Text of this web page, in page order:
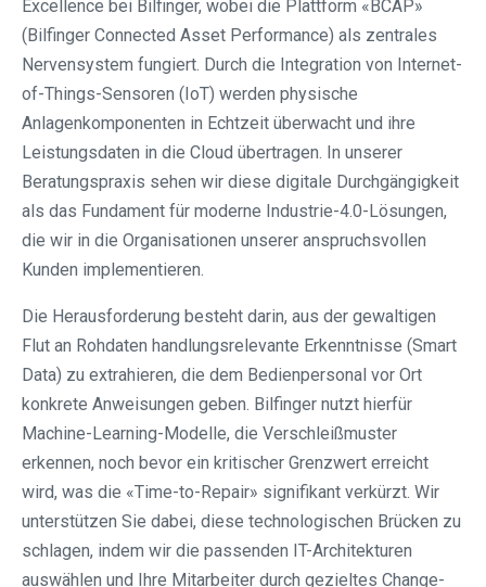
Excellence bei Bilfinger, wobei die Plattform «BCAP»
(Bilfinger Connected Asset Performance) als zentrales
Nervensystem fungiert. Durch die Integration von Internet-
of-Things-Sensoren (IoT) werden physische
Anlagenkomponenten in Echtzeit überwacht und ihre
Leistungsdaten in die Cloud übertragen. In unserer
Beratungspraxis sehen wir diese digitale Durchgängigkeit
als das Fundament für moderne Industrie-4.0-Lösungen,
die wir in die Organisationen unserer anspruchsvollen
Kunden implementieren.
Die Herausforderung besteht darin, aus der gewaltigen
Flut an Rohdaten handlungsrelevante Erkenntnisse (Smart
Data) zu extrahieren, die dem Bedienpersonal vor Ort
konkrete Anweisungen geben. Bilfinger nutzt hierfür
Machine-Learning-Modelle, die Verschleißmuster
erkennen, noch bevor ein kritischer Grenzwert erreicht
wird, was die «Time-to-Repair» signifikant verkürzt. Wir
unterstützen Sie dabei, diese technologischen Brücken zu
schlagen, indem wir die passenden IT-Architekturen
auswählen und Ihre Mitarbeiter durch gezieltes Change-